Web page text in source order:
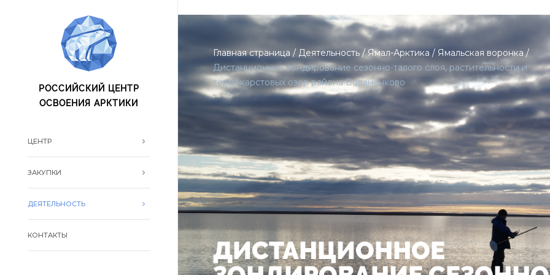
РОССИЙСКИЙ ЦЕНТР
ОСВОЕНИЯ АРКТИКИ
ЦЕНТР
ЗАКУПКИ
ДЕЯТЕЛЬНОСТЬ
КОНТАКТЫ
Главная страница / Деятельность / Ямал-Арктика / Ямальская воронка /
Дистанционное зондирование сезонно-талого слоя, растительности и
термокарстовых озер района Бованенково
ДИСТАНЦИОННОЕ